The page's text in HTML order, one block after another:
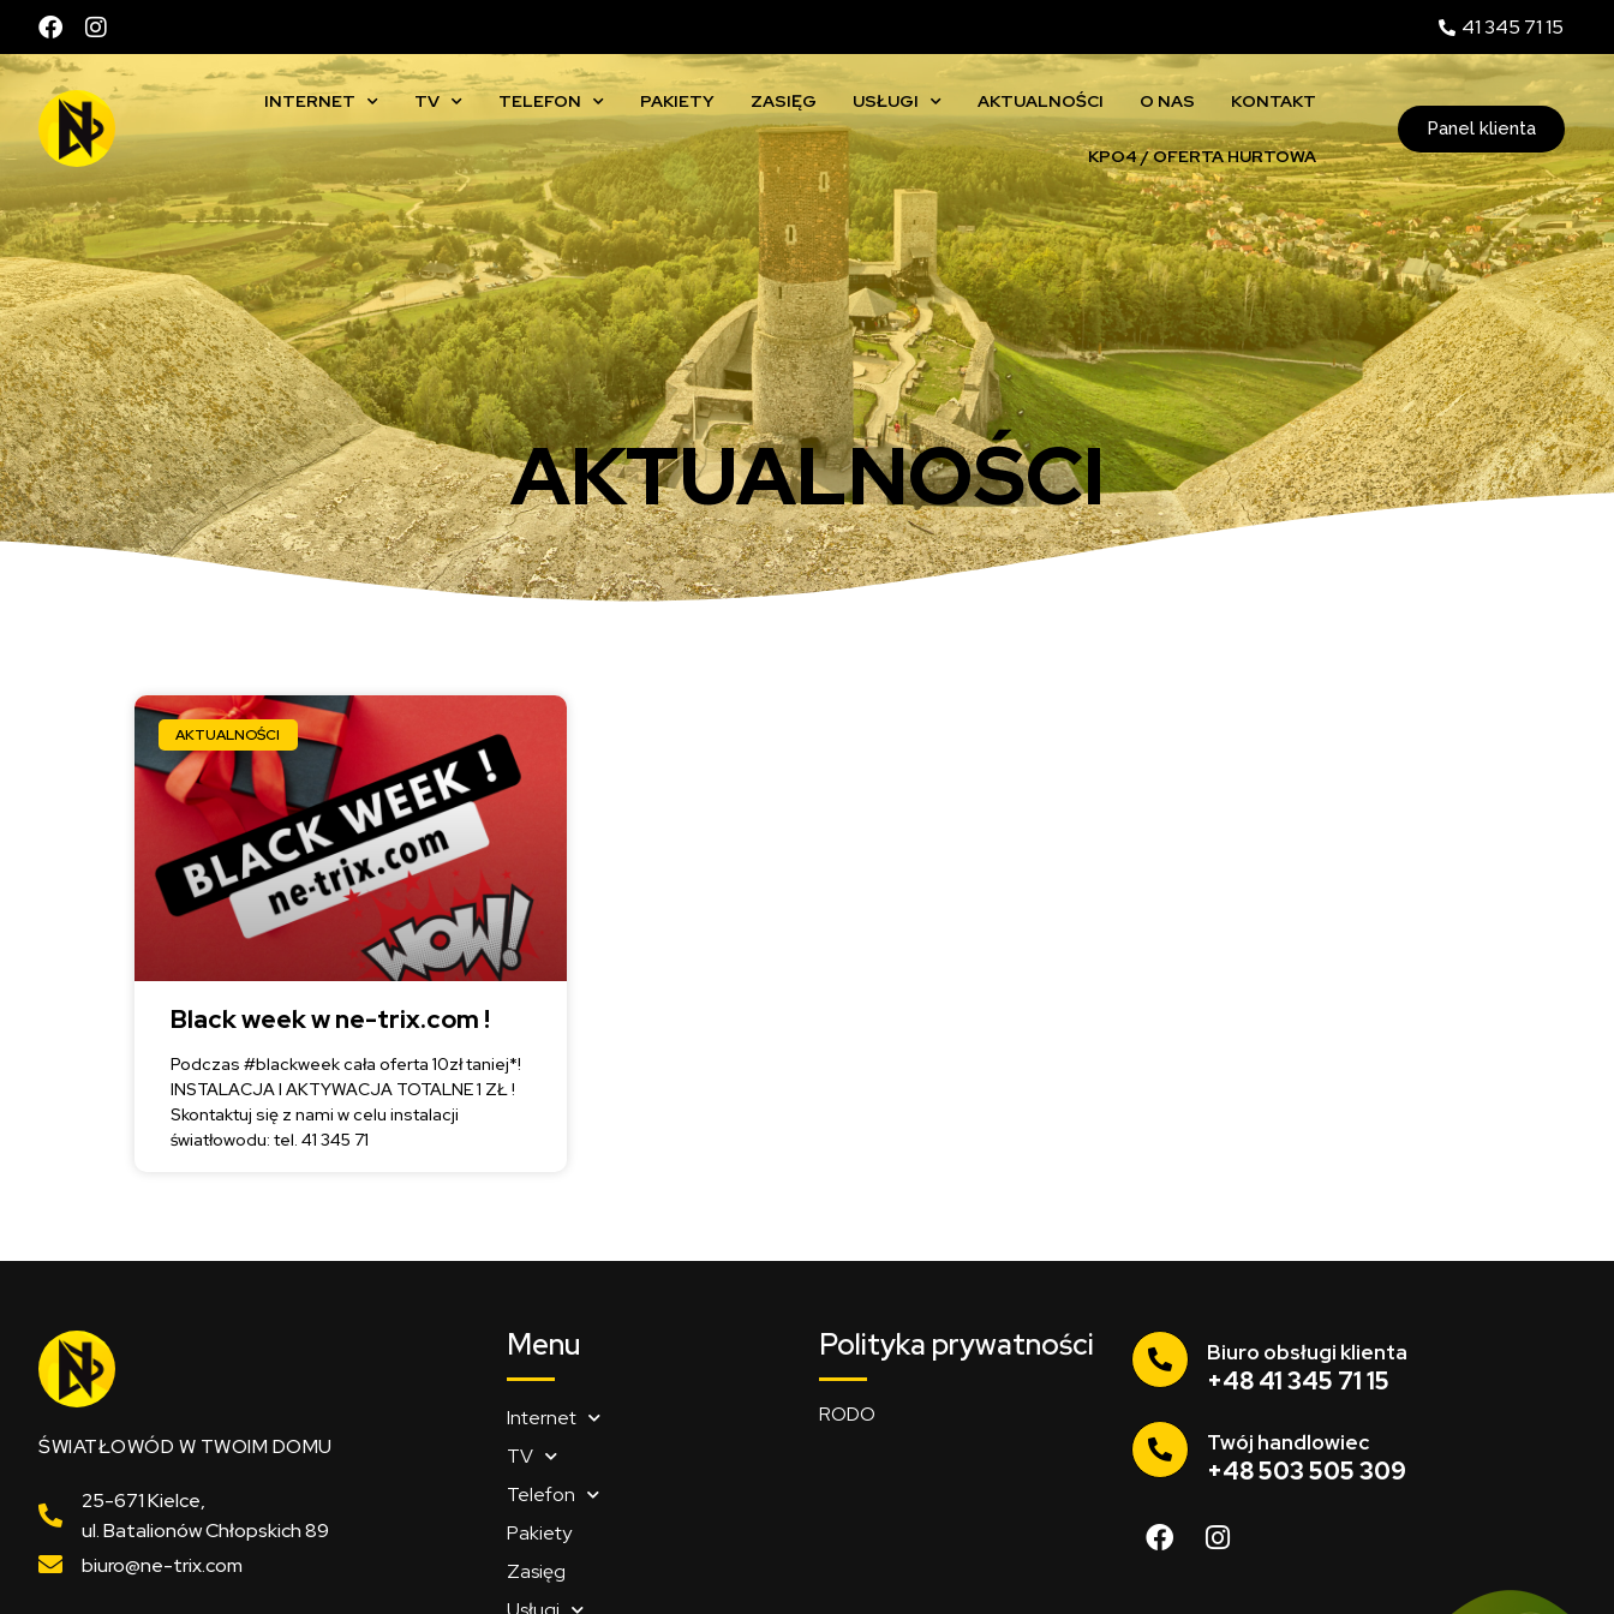
41 345 71 15
INTERNET TV TELEFON PAKIETY ZASIĘG USŁUGI AKTUALNOŚCI O NAS KONTAKT
KPO4 / OFERTA HURTOWA
Panel klienta
AKTUALNOŚCI
AKTUALNOŚCI
Black week w ne-trix.com !
Podczas #blackweek cała oferta 10zł taniej*!
INSTALACJA I AKTYWACJA TOTALNE 1 ZŁ !
Skontaktuj się z nami w celu instalacji
światłowodu: tel. 41 345 71
ŚWIATŁOWÓD W TWOIM DOMU
25-671 Kielce,
ul. Batalionów Chłopskich 89
biuro@ne-trix.com
Menu
Internet
TV
Telefon
Pakiety
Zasięg
Polityka prywatności
RODO
Biuro obsługi klienta
+48 41 345 71 15
Twój handlowiec
+48 503 505 309